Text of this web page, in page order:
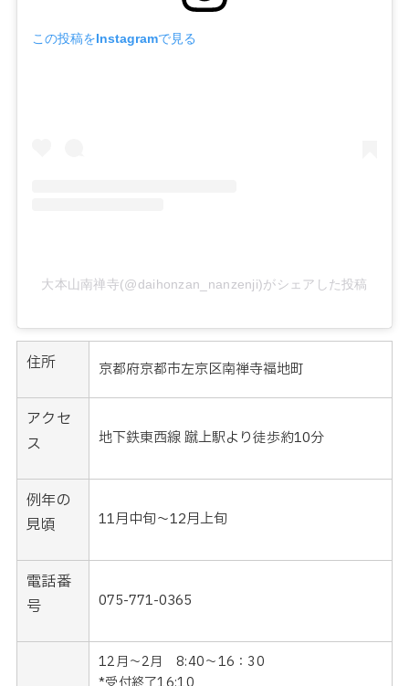
この投稿をInstagramで見る
大本山南禅寺(@daihonzan_nanzenji)がシェアした投稿
住所 京都府京都市左京区南禅寺福地町
アクセ
ス
地下鉄東西線 蹴上駅より徒歩約10分
例年の
見頃
11月中旬～12月上旬
電話番
号
075-771-0365
12月～2月 8:40〜16：30